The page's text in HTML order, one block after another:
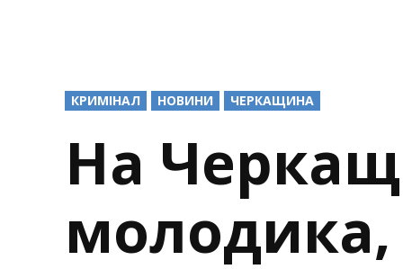
POSTED
IN
КРИМІНАЛ НОВИНИ ЧЕРКАЩИНА
На
молодика,